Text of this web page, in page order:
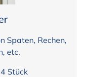
Spaten, Rechen,
etc.
Stück